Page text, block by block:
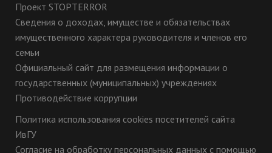
Проект STOPTERROR
Сведения о доходах, имуществе и обязательствах
имущественного характера руководителя и членов его
семьи
Официальный сайт для размещения информации о
государственных (муниципальных) учреждениях
Противодействие коррупции
Политика использования cookies посетителей сайта
ИвГУ
Согласие на обработку персональных данных с помощью